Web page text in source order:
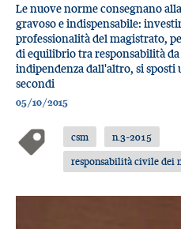
Le nuove norme consegnano
gravoso e indispensabile:
professionalità del magistrato,
di equilibrio tra responsabilità
indipendenza dall'altro, si
secondi
05/10/2015
csm
n.3-2015
responsabilità civile dei